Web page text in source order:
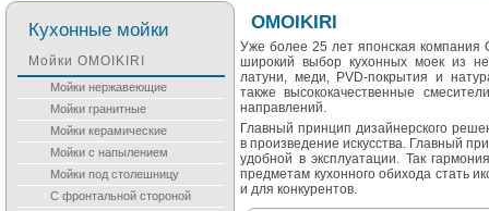
OMOIKIRI
Уже более 25 лет японская компания
широкий выбор кухонных моек из
латуни, меди, PVD-покрытия и
также высококачественные
направлений.
Главный принцип дизайнерского
в произведение искусства. Главный
удобной в эксплуатации. Так
предметам кухонного обихода стать
и для конкурентов.
Кухонные мойки
Мойки OMOIKIRI
Мойки нержавеющие
Мойки гранитные
Мойки керамические
Мойки с напылением
Мойки под столешницу
С фронтальной стороной